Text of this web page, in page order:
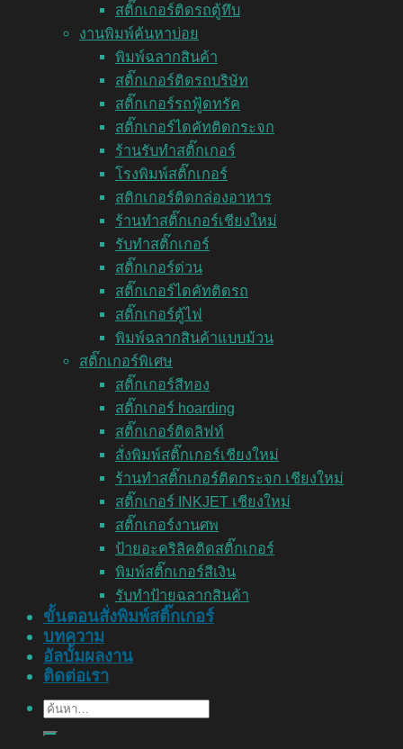
สติ๊กเกอร์ติดรถตู้ทึบ
งานพิมพ์ค้นหาบ่อย
พิมพ์ฉลากสินค้า
สติ๊กเกอร์ติดรถบริษัท
สติ๊กเกอร์รถฟู้ดทรัค
สติ๊กเกอร์ไดคัทติดกระจก
ร้านรับทำสติ๊กเกอร์
โรงพิมพ์สติ๊กเกอร์
สติกเกอร์ติดกล่องอาหาร
ร้านทำสติ๊กเกอร์เชียงใหม่
รับทำสติ๊กเกอร์
สติ๊กเกอร์ด่วน
สติ๊กเกอร์ไดคัทติดรถ
สติ๊กเกอร์ตู้ไฟ
พิมพ์ฉลากสินค้าแบบม้วน
สติ๊กเกอร์พิเศษ
สติ๊กเกอร์สีทอง
สติ๊กเกอร์ hoarding
สติ๊กเกอร์ติดลิฟท์
สั่งพิมพ์สติ๊กเกอร์เชียงใหม่
ร้านทำสติ๊กเกอร์ติดกระจก เชียงใหม่
สติ๊กเกอร์ INKJET เชียงใหม่
สติ๊กเกอร์งานศพ
ป้ายอะคริลิคติดสติ๊กเกอร์
พิมพ์สติ๊กเกอร์สีเงิน
รับทำป้ายฉลากสินค้า
ขั้นตอนสั่งพิมพ์สติ๊กเกอร์
บทความ
อัลบั้มผลงาน
ติดต่อเรา
ค้นหา: